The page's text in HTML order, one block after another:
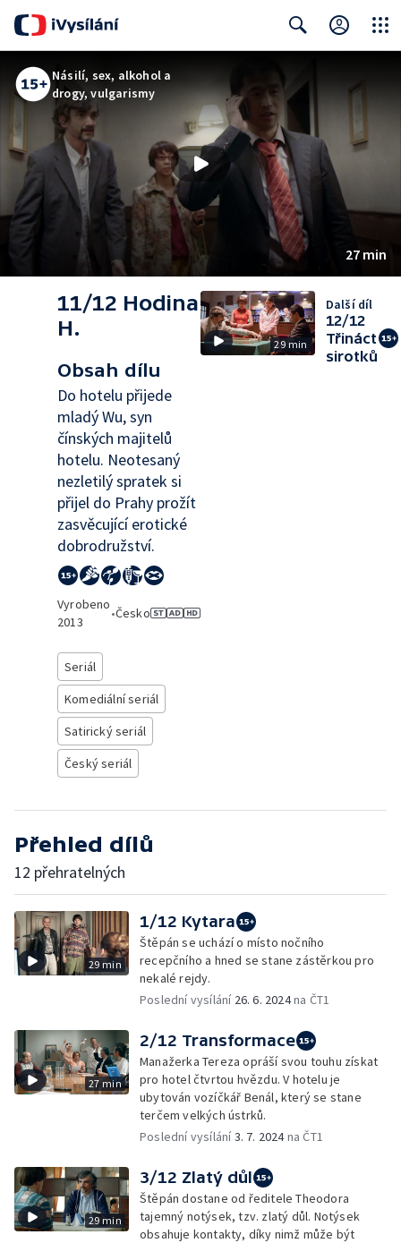
Násilí, sex, alkohol a
drogy, vulgarismy
27 min
11/12 Hodina
H.
Obsah dílu
Do hotelu přijede
mladý Wu, syn
čínských majitelů
hotelu. Neotesaný
nezletilý spratek si
přijel do Prahy prožít
zasvěcující erotické
dobrodružství.
Vyrobeno
2013
•Česko
Seriál
Komediální seriál
Satirický seriál
Český seriál
29 min
Další díl
12/12
Třináct
sirotků
Přehled dílů
12 přehratelných
29 min
1/12 Kytara
Štěpán se uchází o místo nočního
recepčního a hned se stane zástěrkou pro
nekalé rejdy.
Poslední vysílání 26. 6. 2024na ČT1
27 min
2/12 Transformace
Manažerka Tereza opráší svou touhu získat
pro hotel čtvrtou hvězdu. V hotelu je
ubytován vozíčkář Benál, který se stane
terčem velkých ústrků.
Poslední vysílání3. 7. 2024na ČT1
29 min
3/12 Zlatý důl
Štěpán dostane od ředitele Theodora
tajemný notýsek, tzv. zlatý důl. Notýsek
obsahuje kontakty, díky nimž může být